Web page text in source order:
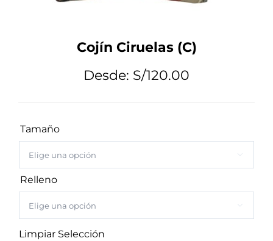
Mi Cuenta
Cojín Ciruelas (C)
Desde: S/120.00
Tamaño

Relleno

Limpiar Selección